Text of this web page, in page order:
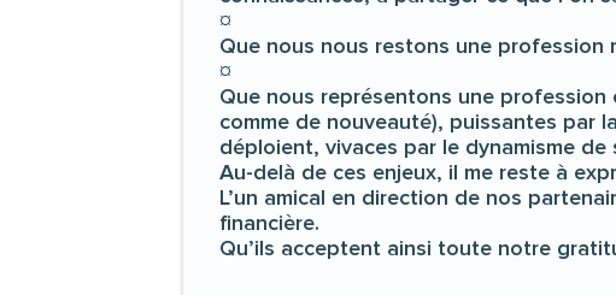
¤
Que nous nous restons une
¤
Que nous représentons une
comme de nouveauté), puissantes par
déploient, vivaces par le dynamisme
Au-delà de ces enjeux, il me reste à
L’un amical en direction de nos
financière.
Qu’ils acceptent ainsi toute notre